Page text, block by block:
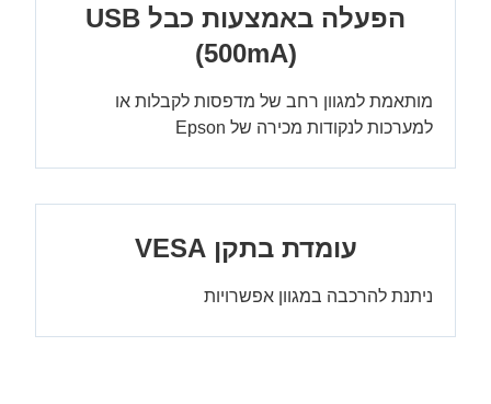
(500mA)
מותאמת למגוון רחב של מדפסות לקבלות או
למערכות לנקודות מכירה של Epson
עומדת בתקן VESA
ניתנת להרכבה במגוון אפשרויות